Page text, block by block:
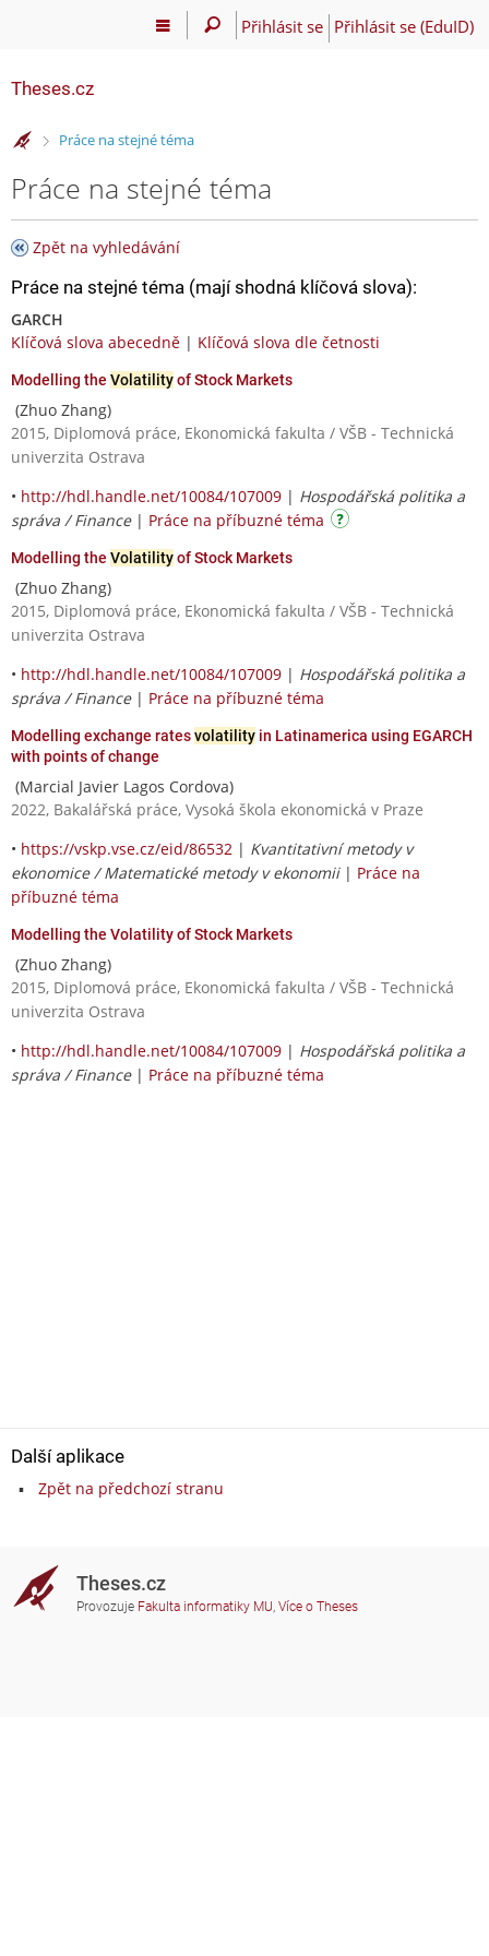
Přihlásit se Přihlásit se (EduID)
Theses.cz
>Práce na stejné téma
Práce na stejné téma
Zpět na vyhledávání
Práce na stejné téma (mají shodná klíčová slova):
GARCH
Klíčová slova abecedně | Klíčová slova dle četnosti
Modelling the Volatilityof Stock Markets
(Zhuo Zhang)
2015, Diplomová práce, Ekonomická fakulta / VŠB - Technická
univerzita Ostrava
• http://hdl.handle.net/10084/107009 | Hospodářská politika a
správa / Finance| Práce na příbuzné téma
Modelling the Volatilityof Stock Markets
(Zhuo Zhang)
2015, Diplomová práce, Ekonomická fakulta / VŠB - Technická
univerzita Ostrava
• http://hdl.handle.net/10084/107009 | Hospodářská politika a
správa / Finance| Práce na příbuzné téma
Modelling exchange ratesvolatility in Latinamerica using EGARCH
with points of change
(Marcial Javier Lagos Cordova)
2022, Bakalářská práce, Vysoká škola ekonomická v Praze
• https://vskp.vse.cz/eid/86532 | Kvantitativní metody v
ekonomice / Matematické metody v ekonomii| Práce na
příbuzné téma
Modelling the Volatility of Stock Markets
(Zhuo Zhang)
2015, Diplomová práce, Ekonomická fakulta / VŠB - Technická
univerzita Ostrava
• http://hdl.handle.net/10084/107009 | Hospodářská politika a
správa / Finance| Práce na příbuzné téma
Další aplikace
Zpět na předchozí stranu
Theses.cz
Provozuje Fakulta informatiky MU, Více o Theses